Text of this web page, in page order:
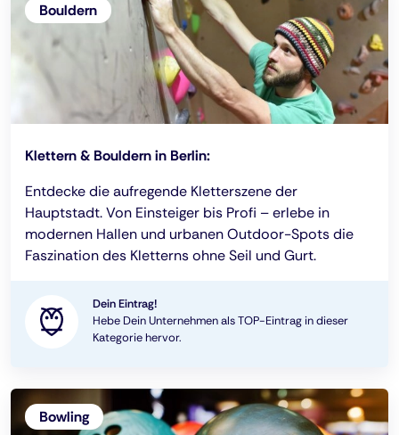
Bouldern
Klettern & Bouldern in Berlin:
Entdecke die aufregende Kletterszene der
Hauptstadt. Von Einsteiger bis Profi – erlebe in
modernen Hallen und urbanen Outdoor-Spots die
Faszination des Kletterns ohne Seil und Gurt.
Dein Eintrag!
Hebe Dein Unternehmen als TOP-Eintrag in dieser
Kategorie hervor.
Bowling